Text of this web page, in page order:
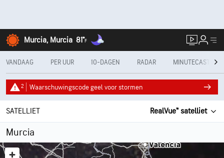
Murcia, Murcia 81°F
VANDAAG PER UUR 10-DAGEN RADAR MINUTECAST®
2 Waarschuwingscode geel voor stormen
SATELLIET RealVue™ satelliet
Murcia